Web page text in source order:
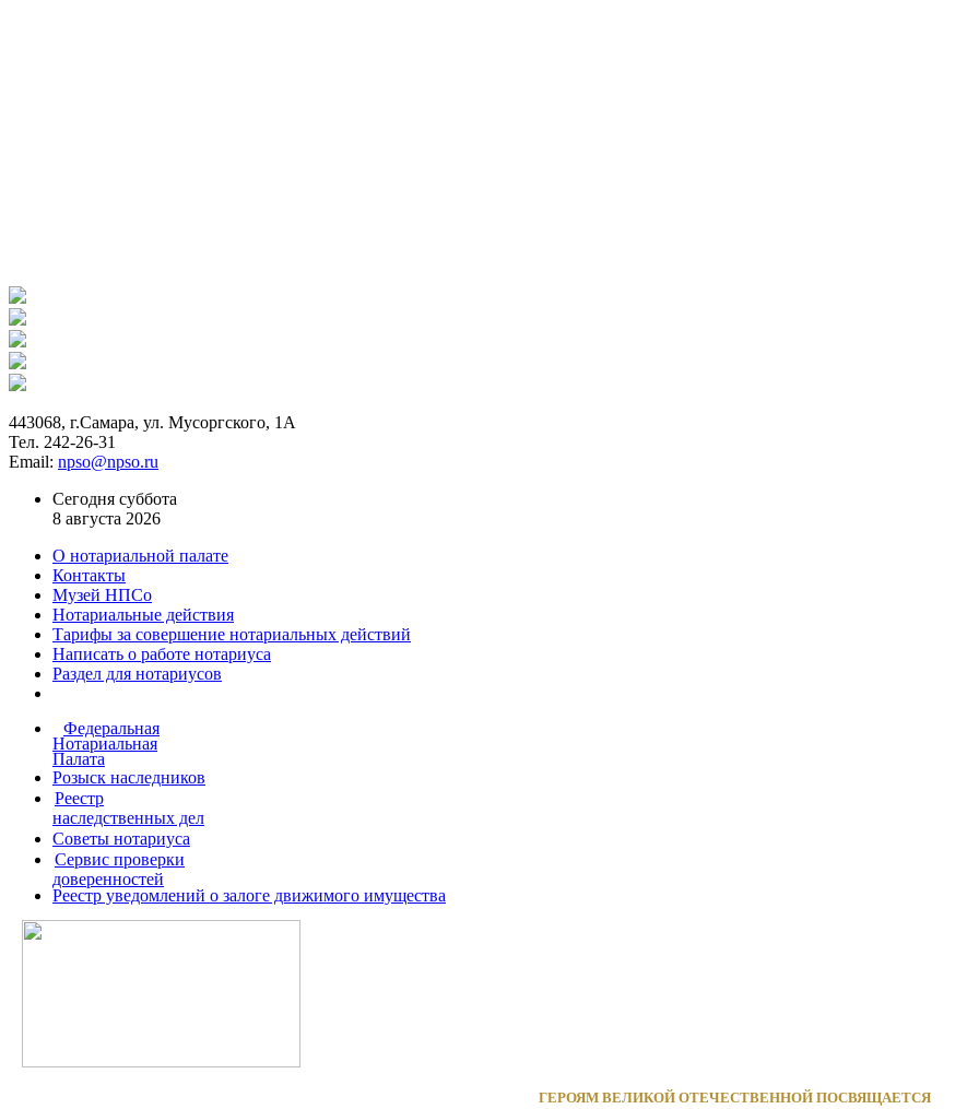
443068, г.Самара, ул. Мусоргского, 1А
Тел. 242-26-31
Email: npso@npso.ru
Сегодня суббота
8 августа 2026
О нотариальной палате
Контакты
Музей НПСо
Нотариальные действия
Тарифы за совершение нотариальных действий
Написать о работе нотариуса
Раздел для нотариусов
Федеральная
Нотариальная
Палата
Розыск наследников
Реестр
наследственных дел
Советы нотариуса
Сервис проверки
доверенностей
Реестр уведомлений о залоге движимого имущества
ГЕРОЯМ ВЕЛИКОЙ ОТЕЧЕСТВЕННОЙ ПОСВЯЩАЕТСЯ